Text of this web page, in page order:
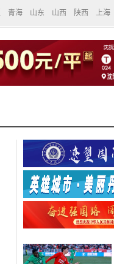
青海 山东 山西 陕西 上海